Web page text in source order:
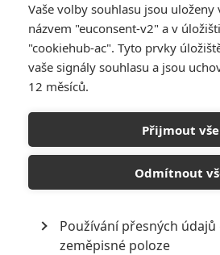
Gary Shore se rozhodl tuhle postavu
rehabilitovat, a tak místo tradičního
historické fantasy, které potvrzuje, že
jen ty nejlepší úmysly.
Články o filmu
Neznámá
Vaše volby souhlasu jsou
názvem "euconsent-v2" a v
"cookiehub-ac". Tyto prvky
vaše signály souhlasu a jsou
12 měsíců.
Přijmout vše
Odmítnout
Používání přesných údajů
zeměpisné poloze